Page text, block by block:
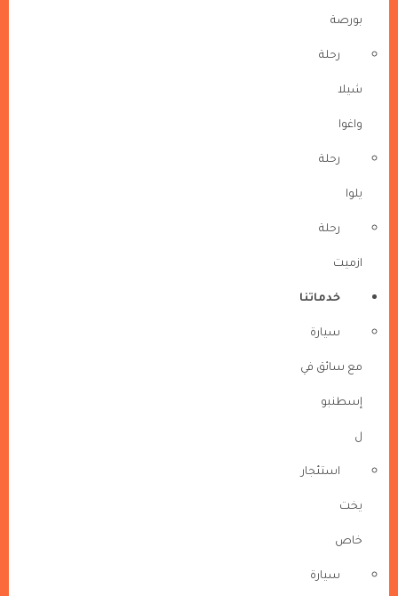
بورصة
رحلة
شيلا
واغوا
رحلة
يلوا
رحلة
ازميت
خدماتنا
سيارة
مع سائق في
إسطنبو
ل
استئجار
يخت
خاص
سيارة